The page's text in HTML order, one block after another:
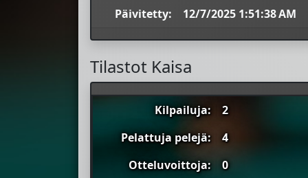
Päivitetty: 12/7/2025 1:51:38 AM
Tilastot Kaisa
Kilpailuja:
2
Pelattuja pelejä:
4
Otteluvoittoja:
0